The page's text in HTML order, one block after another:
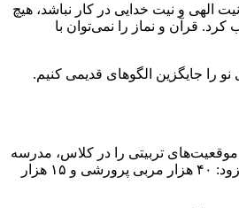
الهی و نیت خدایی در کار نباشد، هیچ
قرآن و نماز را نمی‌توان با
را جایگزین الگوهای قدیمی کنیم.
تربیتی را در کلاس، مدرسه
و محله گسترش دهیم و شبکه مویرگی دانش‌آموزی را در سراسر کشور فعال کنیم. وزیر آموزش‌وپرورش با اشاره به اهمیت تقویت نیروی انسانی در حوزه پرورشی، افزود: ۴۰ هزار مربی پرورشی و ۱۵ هزار